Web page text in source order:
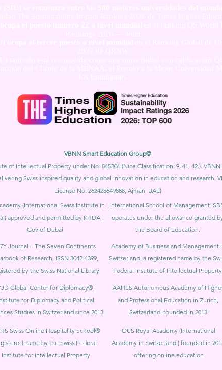
VBNN Smart Education Group©
of Intellectual Property under No. 845306 (Nice Classification: 9, 41, 42.).
Swiss-inspired quality and global innovation in education and research.
License No. 262425649888, Ajman, UAE)
(International Swiss Institute in
approved and permitted by KHDA,
Gov of Dubai
International School of Management
operates under the allowance granted
the Board of Education.
Journal – The Seven Continents
of Research, ISSN 3042-4399,
by the Swiss National Library
Academy of Business and Management
Switzerland, a registered name by the
Federal Institute of Intellectual
Global Center for Diplomacy®,
for Diplomacy and Political
Studies in Switzerland since 2013
AAHES Autonomous Academy of
and Professional Education in Zurich,
Switzerland, founded in 2013
Swiss Online Hospitality School®
name by the Swiss Federal
Institute for Intellectual Property​
OUS Royal Academy (International
Academy in Switzerland,) founded in
offering online education